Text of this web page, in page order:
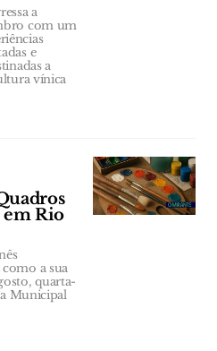
a
com um
e
a
vínica
em Rio
a sua
quarta-
Municipal